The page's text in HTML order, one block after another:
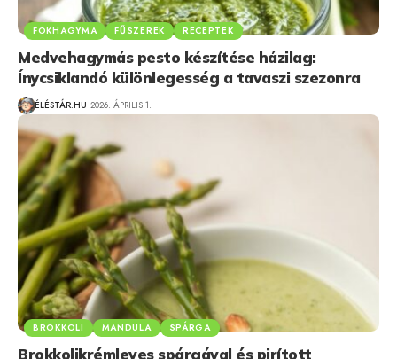
FOKHAGYMA FŰSZEREK RECEPTEK
Medvehagymás pesto készítése házilag:
Ínycsiklandó különlegesség a tavaszi szezonra
ÉLÉSTÁR.HU 2026. ÁPRILIS 1.
BROKKOLI MANDULA SPÁRGA
Brokkolikrémleves spárgával és pirított